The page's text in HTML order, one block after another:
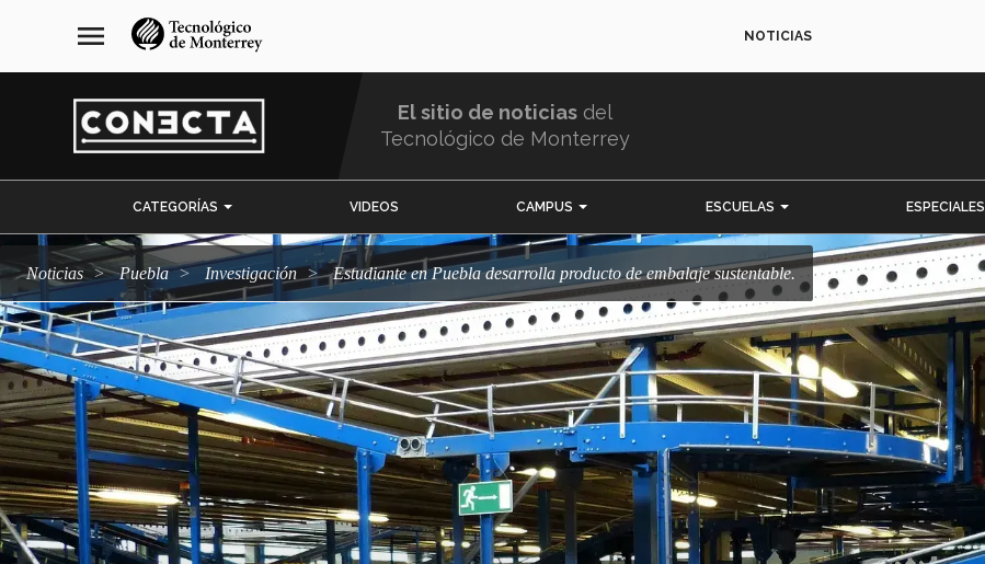
navegación
principal
menu NOTICIAS
El sitio de noticias del
Tecnológico de Monterrey
CATEGORÍAS VIDEOS CAMPUS ESCUELAS ESPECIALES
Noticias Puebla Investigación Estudiante en Puebla desarrolla producto de embalaje sustentable.